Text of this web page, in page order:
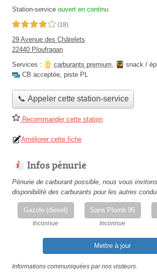
Station-service ouvert en continu
4,0 étoiles sur 5 (18)
29 Avenue des Châtelets
22440 Ploufragan
Services :
carburants premium, snack /
CB acceptée, piste PL
📞 Appeler cette station-service
Recommander cette station
Améliorer cette fiche
Infos pénurie
Pénurie de carburant possible, nous vous
disponibilité des carburants pour les autres
Gazole (diesel)
Inconnue
Sans Plomb 95
Inconnue
Mettre à jour
Informations communiquées par nos visiteurs.